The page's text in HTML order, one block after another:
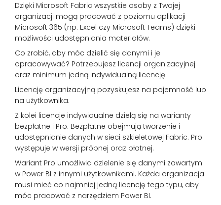
Dzięki Microsoft Fabric wszystkie osoby z Twojej
organizacji mogą pracować z poziomu aplikacji
Microsoft 365 (np. Excel czy Microsoft Teams) dzięki
możliwości udostępniania materiałów.
Co zrobić, aby móc dzielić się danymi i je
opracowywać? Potrzebujesz licencji organizacyjnej
oraz minimum jedną indywidualną licencję.
Licencję organizacyjną pozyskujesz na pojemność lub
na użytkownika.
Z kolei licencje indywidualne dzielą się na warianty
bezpłatne i Pro. Bezpłatne obejmują tworzenie i
udostępnianie danych w sieci szkieletowej Fabric. Pro
występuje w wersji próbnej oraz płatnej.
Wariant Pro umożliwia dzielenie się danymi zawartymi
w Power BI z innymi użytkownikami. Każda organizacja
musi mieć co najmniej jedną licencję tego typu, aby
móc pracować z narzędziem Power BI.